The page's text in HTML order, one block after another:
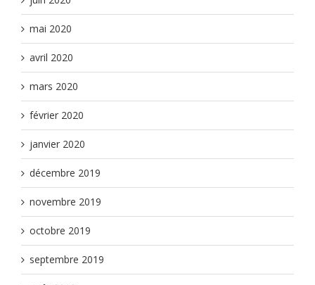
mai 2020
avril 2020
mars 2020
février 2020
janvier 2020
décembre 2019
novembre 2019
octobre 2019
septembre 2019